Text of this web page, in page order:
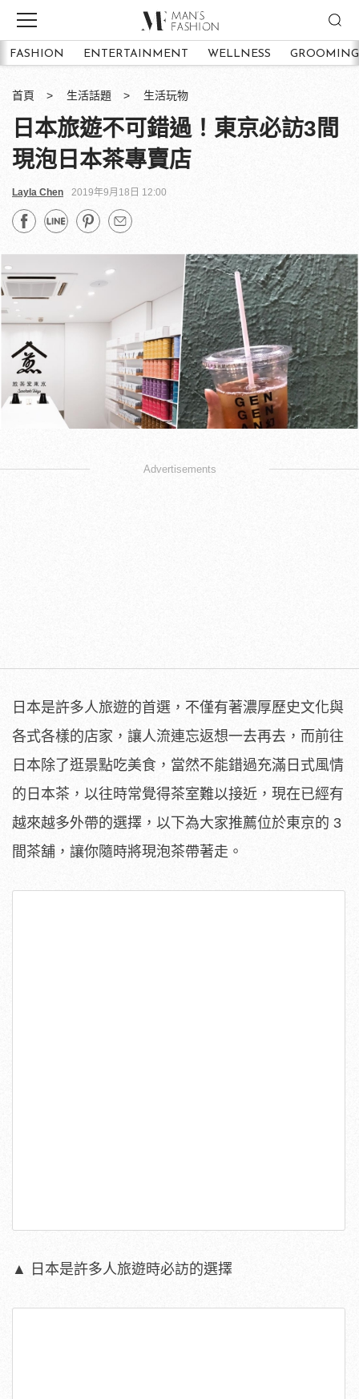
FASHION ENTERTAINMENT WELLNESS GROOMING
首頁 生活話題 生活玩物
日本旅遊不可錯過！東京必訪3間
現泡日本茶專賣店
Layla Chen 2019年9月18日 12:00
Advertisements
日本是許多人旅遊的首選，不僅有著濃厚歷史文化與
各式各樣的店家，讓人流連忘返想一去再去，而前往
日本除了逛景點吃美食，當然不能錯過充滿日式風情
的日本茶，以往時常覺得茶室難以接近，現在已經有
越來越多外帶的選擇，以下為大家推薦位於東京的 3
間茶舖，讓你隨時將現泡茶帶著走。
▲ 日本是許多人旅遊時必訪的選擇